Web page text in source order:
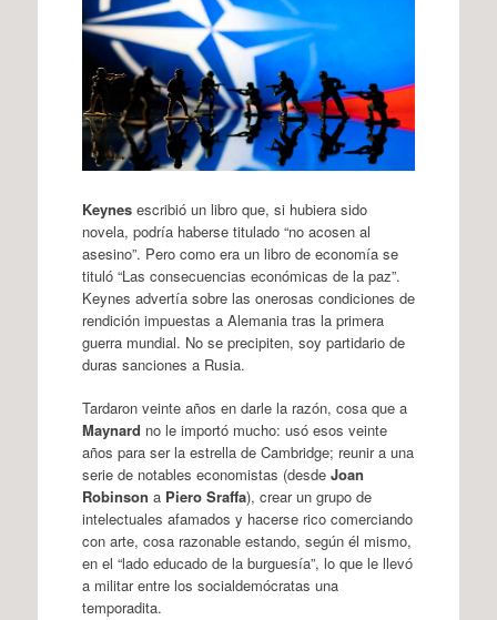
Keynesescribió un libro que, si hubiera sido
novela, podría haberse titulado “no acosen al
asesino”. Pero como era un libro de economía se
tituló “Las consecuencias económicas de la paz”.
Keynes advertía sobre las onerosas condiciones de
rendición impuestas a Alemania tras la primera
guerra mundial. No se precipiten, soy partidario de
duras sanciones a Rusia.
Tardaron veinte años en darle la razón, cosa que a
Maynard no le importó mucho: usó esos veinte
años para ser la estrella de Cambridge; reunir a una
serie de notables economistas (desde Joan
Robinson a Piero Sraffa), crear un grupo de
intelectuales afamados y hacerse rico comerciando
con arte, cosa razonable estando, según él mismo,
en el “lado educado de la burguesía”, lo que le llevó
a militar entre los socialdemócratas una
temporadita.